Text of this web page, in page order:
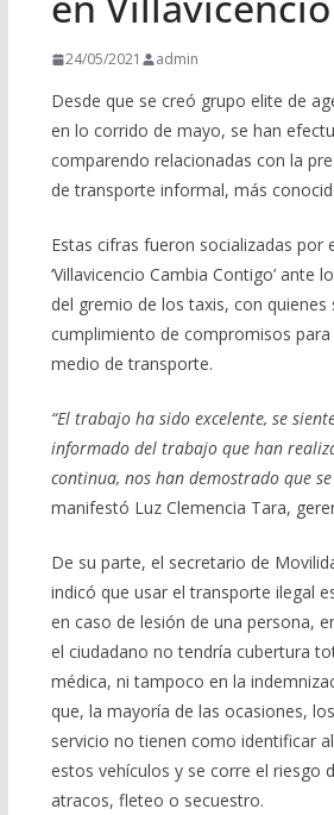
24/05/2021 admin
Desde que se creó grupo elite de
en lo corrido de mayo, se han
comparendo relacionadas con la
de transporte informal, más
Estas cifras fueron socializadas por
‘Villavicencio Cambia Contigo’ ante
del gremio de los taxis, con quienes
cumplimiento de compromisos
medio de transporte.
“El trabajo ha sido excelente, se
informado del trabajo que han
continua, nos han demostrado que se
manifestó Luz Clemencia Tara,
De su parte, el secretario de
indicó que usar el transporte ilegal
en caso de lesión de una persona,
el ciudadano no tendría cubertura
médica, ni tampoco en la
que, la mayoría de las ocasiones,
servicio no tienen como identificar
estos vehículos y se corre el riesgo
atracos, fleteo o secuestro.